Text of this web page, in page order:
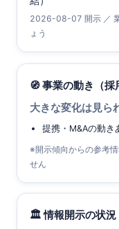
2026-08-07 開示 ／
ょう
🧭 事業の動き（採
大きな変化は見ら
提携・M&Aの動き
※開示傾向からの参考
せん
🏛 情報開示の状況